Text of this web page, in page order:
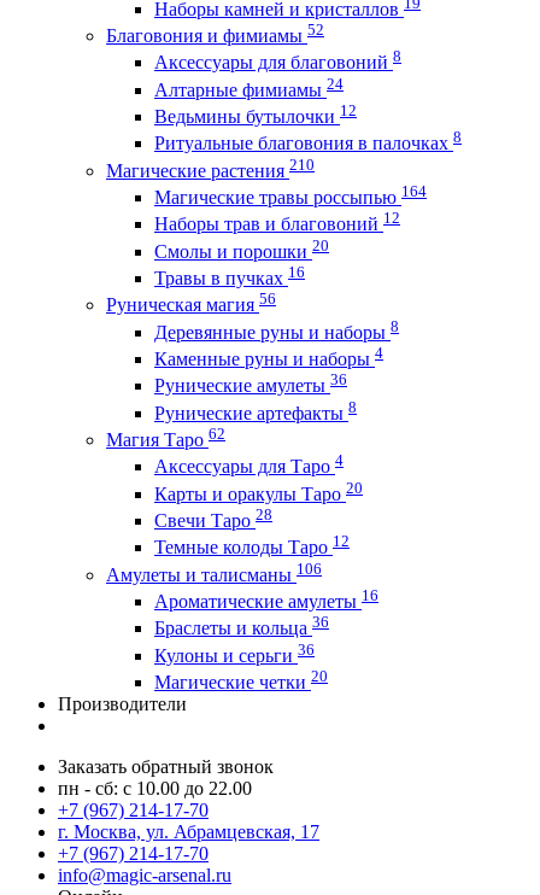
Наборы камней и кристаллов
Благовония и фимиамы 52
Аксессуары для благовоний 8
Алтарные фимиамы 24
Ведьмины бутылочки 12
Ритуальные благовония в палочках 8
Магические растения 210
Магические травы россыпью 164
Наборы трав и благовоний 12
Смолы и порошки 20
Травы в пучках 16
Руническая магия 56
Деревянные руны и наборы 8
Каменные руны и наборы 4
Рунические амулеты 36
Рунические артефакты 8
Магия Таро 62
Аксессуары для Таро 4
Карты и оракулы Таро 20
Свечи Таро 28
Темные колоды Таро 12
Амулеты и талисманы 106
Ароматические амулеты 16
Браслеты и кольца 36
Кулоны и серьги 36
Магические четки 20
Производители
Заказать обратный звонок
пн - сб: с 10.00 до 22.00
+7 (967) 214-17-70
г. Москва, ул. Абрамцевская, 17
+7 (967) 214-17-70
info@magic-arsenal.ru